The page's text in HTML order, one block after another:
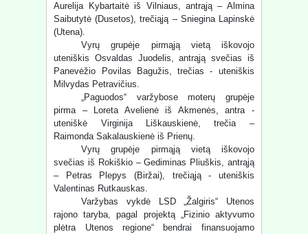
Aurelija Kybartaitė iš Vilniaus, antrąją – Almina
Saibutytė (Dusetos), trečiąją – Sniegina Lapinskė
(Utena).
Vyrų grupėje pirmąją vietą iškovojo
uteniškis Osvaldas Juodelis, antrąją svečias iš
Panevėžio Povilas Bagužis, trečias - uteniškis
Milvydas Petravičius.
„Paguodos“ varžybose moterų grupėje
pirma – Loreta Avelienė iš Akmenės, antra -
uteniškė Virginija Liškauskienė, trečia –
Raimonda Sakalauskienė iš Prienų.
Vyrų grupėje pirmąją vietą iškovojo
svečias iš Rokiškio – Gediminas Pliuškis, antrąją
– Petras Plepys (Biržai), trečiąją - uteniškis
Valentinas Rutkauskas.
Varžybas vykdė LSD „Žalgiris“ Utenos
rajono taryba, pagal projektą „Fizinio aktyvumo
plėtra Utenos regione“ bendrai finansuojamo